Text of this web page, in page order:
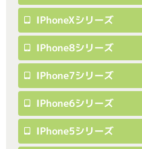
IPhoneXシリーズ
IPhone8シリーズ
IPhone7シリーズ
IPhone6シリーズ
IPhone5シリーズ